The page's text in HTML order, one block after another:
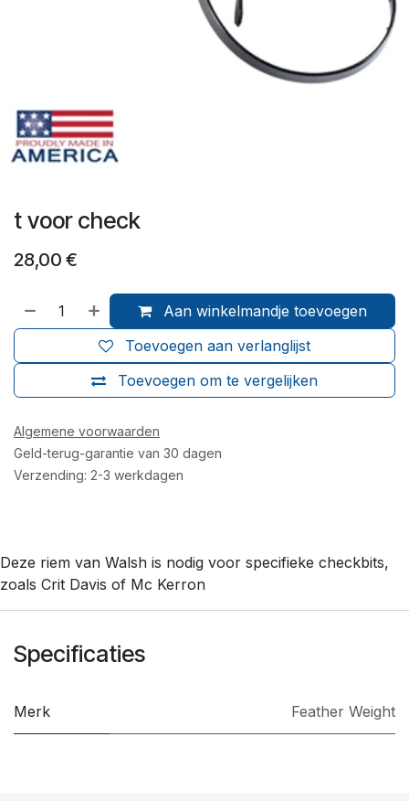
t voor check
28,00 €
Aan winkelmandje toevoegen
Toevoegen om te vergelijken
Toevoegen aan verlanglijst
Algemene voorwaarden
Geld-terug-garantie van 30 dagen
Verzending: 2-3 werkdagen
Deze riem van Walsh is nodig voor specifieke checkbits,
zoals Crit Davis of Mc Kerron
Specificaties
Merk Feather Weight